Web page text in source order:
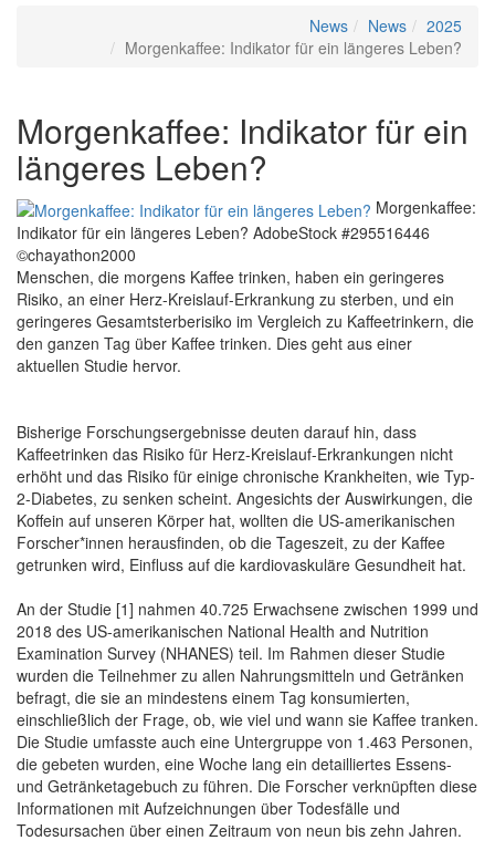
News News
2025
Morgenkaffee: Indikator für ein längeres Leben?
Morgenkaffee: Indikator für ein
längeres Leben?
Morgenkaffee:
Indikator für ein längeres Leben? AdobeStock #295516446
©chayathon2000
Menschen, die morgens Kaffee trinken, haben ein geringeres
Risiko, an einer Herz-Kreislauf-Erkrankung zu sterben, und ein
geringeres Gesamtsterberisiko im Vergleich zu Kaffeetrinkern, die
den ganzen Tag über Kaffee trinken. Dies geht aus einer
aktuellen Studie hervor.
Bisherige Forschungsergebnisse deuten darauf hin, dass
Kaffeetrinken das Risiko für Herz-Kreislauf-Erkrankungen nicht
erhöht und das Risiko für einige chronische Krankheiten, wie Typ-
2-Diabetes, zu senken scheint. Angesichts der Auswirkungen, die
Koffein auf unseren Körper hat, wollten die US-amerikanischen
Forscher*innen herausfinden, ob die Tageszeit, zu der Kaffee
getrunken wird, Einfluss auf die kardiovaskuläre Gesundheit hat.
An der Studie [1] nahmen 40.725 Erwachsene zwischen 1999 und
2018 des US-amerikanischen National Health and Nutrition
Examination Survey (NHANES) teil. Im Rahmen dieser Studie
wurden die Teilnehmer zu allen Nahrungsmitteln und Getränken
befragt, die sie an mindestens einem Tag konsumierten,
einschließlich der Frage, ob, wie viel und wann sie Kaffee tranken.
Die Studie umfasste auch eine Untergruppe von 1.463 Personen,
die gebeten wurden, eine Woche lang ein detailliertes Essens-
und Getränketagebuch zu führen. Die Forscher verknüpften diese
Informationen mit Aufzeichnungen über Todesfälle und
Todesursachen über einen Zeitraum von neun bis zehn Jahren.